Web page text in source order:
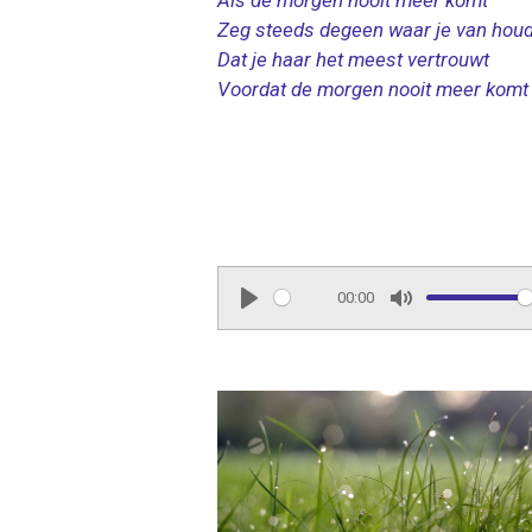
Zeg steeds degeen waar je van
Dat je haar het meest vertrouwt
Voordat de morgen nooit meer komt
P
a
00:00
M
t
e